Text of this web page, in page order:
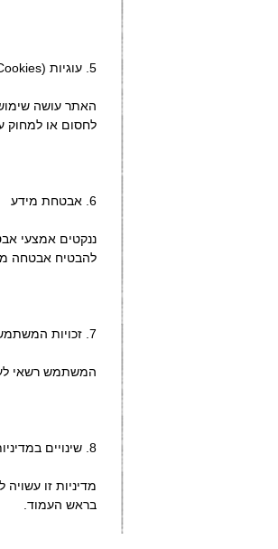
5.⁠ ⁠עוגיות (Cookies)
האתר עושה שימוש
לחסום או למחוק
6.⁠ ⁠אבטחת מידע
ננקטים אמצעי
להבטיח אבטחה
7.⁠ ⁠זכויות המשתמש
המשתמש רשאי
8.⁠ ⁠שינויים במדיניות
מדיניות זו
בראש העמוד.